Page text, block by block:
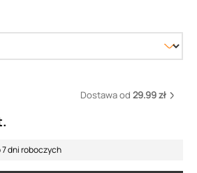
Dostawa od 29.99 zł
7 dni roboczych